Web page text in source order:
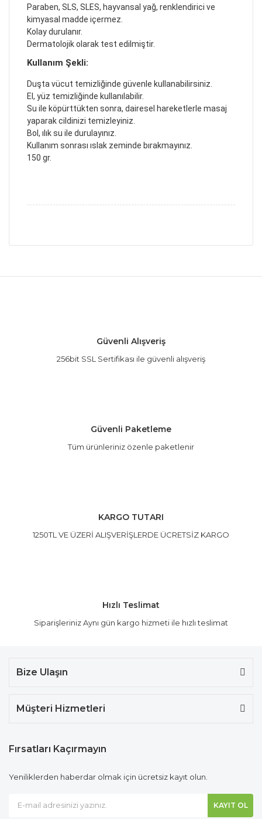
Paraben, SLS, SLES, hayvansal yağ, renklendirici ve
kimyasal madde içermez.
Kolay durulanır.
Dermatolojik olarak test edilmiştir.
Kullanım Şekli:
Duşta vücut temizliğinde güvenle kullanabilirsiniz.
El, yüz temizliğinde kullanılabilir.
Su ile köpürttükten sonra, dairesel hareketlerle masaj
yaparak cildinizi temizleyiniz.
Bol, ılık su ile durulayınız.
Kullanım sonrası ıslak zeminde bırakmayınız.
150 gr.
ve diğer konularda yetersiz gördüğünüz noktaları
Ürün açıklamasında eksik bilgiler bulunuyor.
Ürün bilgilerinde hatalar bulunuyor.
Güvenli Alışveriş
256bit SSL Sertifikası ile güvenli alışveriş
Güvenli Paketleme
Tüm ürünleriniz özenle paketlenir
KARGO TUTARI
1250TL VE ÜZERİ ALIŞVERİŞLERDE ÜCRETSİZ KARGO
Hızlı Teslimat
Siparişleriniz Aynı gün kargo hizmeti ile hızlı teslimat
Bize Ulaşın
Müşteri Hizmetleri
Fırsatları Kaçırmayın
Yeniliklerden haberdar olmak için ücretsiz kayıt olun.
KAYIT OL